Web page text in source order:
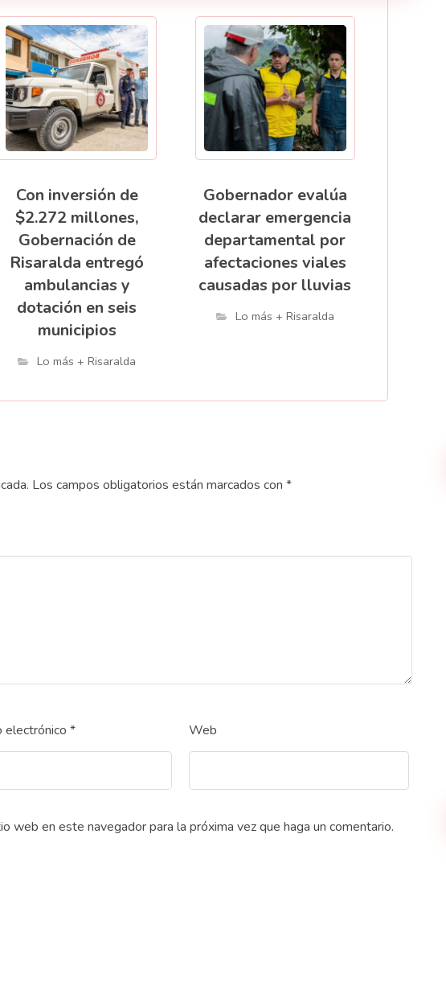
Con inversión de
$2.272 millones,
Gobernación de
Risaralda entregó
ambulancias y
dotación en seis
municipios
Lo más + Risaralda
Gobernador evalúa
declarar emergencia
departamental por
afectaciones viales
causadas por lluvias
Lo más + Risaralda
Los campos obligatorios están marcados con *
electrónico * Web
web en este navegador para la próxima vez que haga un comentario.